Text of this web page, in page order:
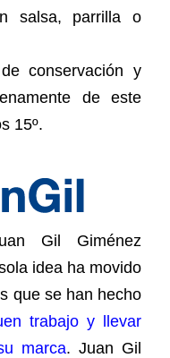
salsa, parrilla o
conservación y
de este
15º.
Gil Giménez
idea ha movido
que se han hecho
trabajo y llevar
marca. Juan Gil